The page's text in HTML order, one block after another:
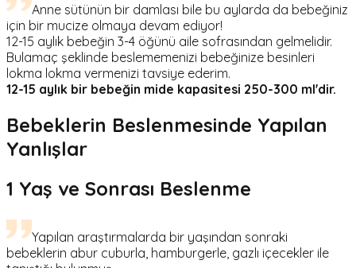
Anne sütünün bir damlası bile bu aylarda da bebeğiniz
için bir mucize olmaya devam ediyor!
12-15 aylık bebeğin 3-4 öğünü aile sofrasından gelmelidir.
Bulamaç şeklinde beslememenizi bebeğinize besinleri
lokma lokma vermenizi tavsiye ederim.
12-15 aylık bir bebeğin mide kapasitesi 250-300 ml'dir.
Bebeklerin Beslenmesinde Yapılan
Yanlışlar
1 Yaş ve Sonrası Beslenme
Yapılan araştırmalarda bir yaşından sonraki
bebeklerin abur cuburla, hamburgerle, gazlı içecekler ile